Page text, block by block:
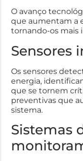
O avanço
que aumentam a
tornando-os mais
Sensores
Os sensores
energia,
que se tornem
preventivas que
sistema.
Sistemas